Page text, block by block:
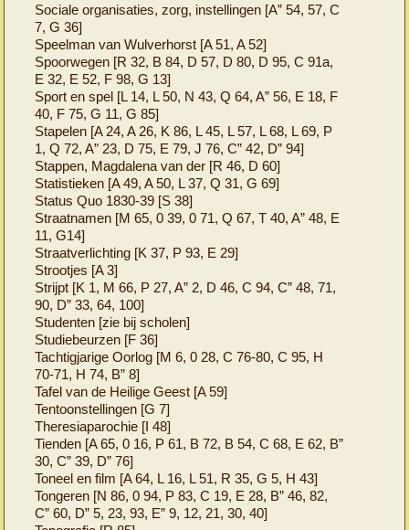
Sociale organisaties, zorg, instellingen [A” 54, 57, C
7, G 36]
Speelman van Wulverhorst [A 51, A 52]
Spoorwegen [R 32, B 84, D 57, D 80, D 95, C 91a,
E 32, E 52, F 98, G 13]
Sport en spel [L 14, L 50, N 43, Q 64, A” 56, E 18, F
40, F 75, G 11, G 85]
Stapelen [A 24, A 26, K 86, L 45, L 57, L 68, L 69, P
1, Q 72, A” 23, D 75, E 79, J 76, C” 42, D” 94]
Stappen, Magdalena van der [R 46, D 60]
Statistieken [A 49, A 50, L 37, Q 31, G 69]
Status Quo 1830-39 [S 38]
Straatnamen [M 65, 0 39, 0 71, Q 67, T 40, A” 48, E
11, G14]
Straatverlichting [K 37, P 93, E 29]
Strootjes [A 3]
Strijpt [K 1, M 66, P 27, A” 2, D 46, C 94, C” 48, 71,
90, D” 33, 64, 100]
Studenten [zie bij scholen]
Studiebeurzen [F 36]
Tachtigjarige Oorlog [M 6, 0 28, C 76-80, C 95, H
70-71, H 74, B” 8]
Tafel van de Heilige Geest [A 59]
Tentoonstellingen [G 7]
Theresiaparochie [I 48]
Tienden [A 65, 0 16, P 61, B 72, B 54, C 68, E 62, B”
30, C” 39, D” 76]
Toneel en film [A 64, L 16, L 51, R 35, G 5, H 43]
Tongeren [N 86, 0 94, P 83, C 19, E 28, B” 46, 82,
C” 60, D” 5, 23, 93, E” 9, 12, 21, 30, 40]